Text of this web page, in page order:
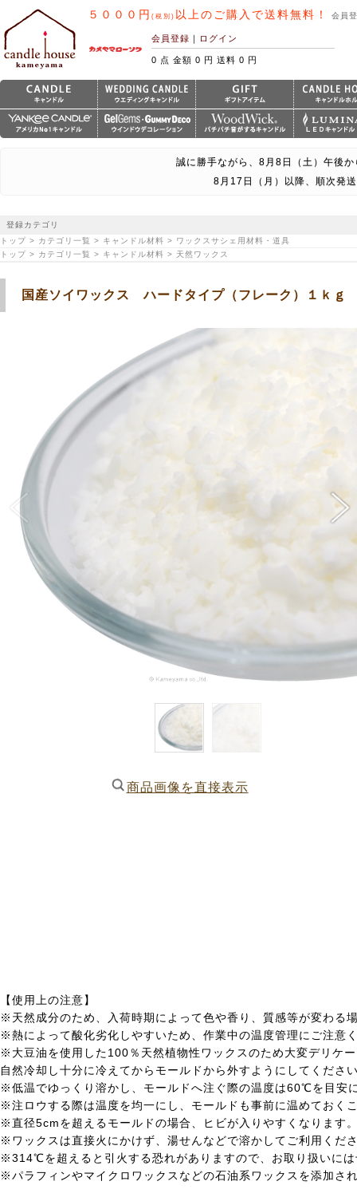
５０００円 (税別) 以上のご購入で送料無料！ 会員
会員登録 ｜ ログイン
0 点 金額 0 円 送料 0 円
誠に勝手ながら、8月8日（土）午後
8月17日（月）以降、順次発
登録カテゴリ
トップ > カテゴリ一覧 > キャンドル材料 > ワックスサシェ用材料・道具
トップ > カテゴリ一覧 > キャンドル材料 > 天然ワックス
国産ソイワックス ハードタイプ（フレーク）１ｋｇ
商品画像を直接表示
【使用上の注意】
※天然成分のため、入荷時期によって色や香り、質感等が変わる
※熱によって酸化劣化しやすいため、作業中の温度管理にご注意
※大豆油を使用した100％天然植物性ワックスのため大変デリケ
自然冷却し十分に冷えてからモールドから外すようにしてくださ
※低温でゆっくり溶かし、モールドへ注ぐ際の温度は60℃を目安
※注ロウする際は温度を均一にし、モールドも事前に温めておく
※直径5cmを超えるモールドの場合、ヒビが入りやすくなります
※ワックスは直接火にかけず、湯せんなどで溶かしてご利用くだ
※314℃を超えると引火する恐れがありますので、お取り扱いに
※パラフィンやマイクロワックスなどの石油系ワックスを添加さ